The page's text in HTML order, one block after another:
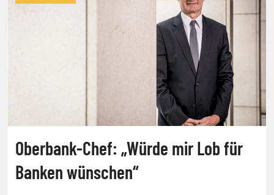
Oberbank-Chef: „Würde mir Lob für
Banken wünschen“